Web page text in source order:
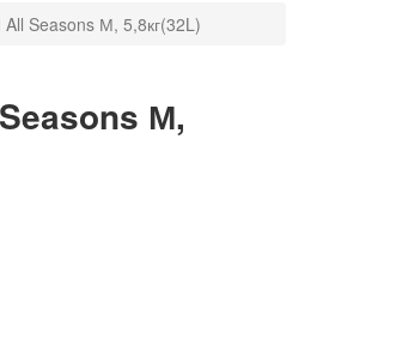
Seasons М, 5,8кг(32L)
М,